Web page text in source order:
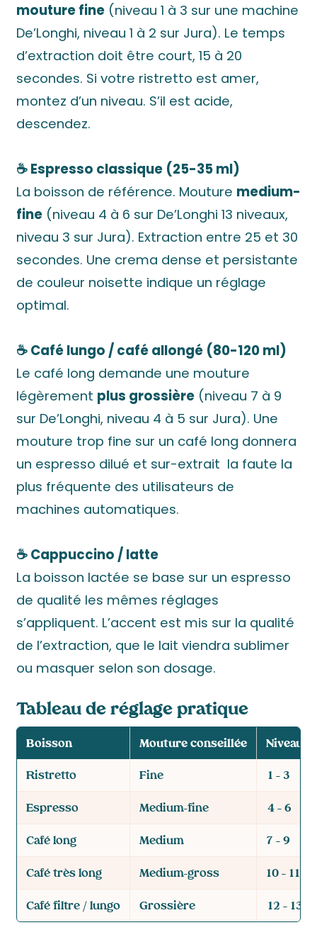
mouture fine (niveau 1 à 3 sur une machine
De’Longhi, niveau 1 à 2 sur Jura). Le temps
d’extraction doit être court, 15 à 20
secondes. Si votre ristretto est amer,
montez d’un niveau. S’il est acide,
descendez.
☕ Espresso classique (25-35 ml)
La boisson de référence. Mouture medium-
fine (niveau 4 à 6 sur De’Longhi 13 niveaux,
niveau 3 sur Jura). Extraction entre 25 et 30
secondes. Une crema dense et persistante
de couleur noisette indique un réglage
optimal.
☕ Café lungo / café allongé (80-120 ml)
Le café long demande une mouture
légèrement plus grossière (niveau 7 à 9
sur De’Longhi, niveau 4 à 5 sur Jura). Une
mouture trop fine sur un café long donnera
un espresso dilué et sur-extrait la faute la
plus fréquente des utilisateurs de
machines automatiques.
☕ Cappuccino / latte
La boisson lactée se base sur un espresso
de qualité les mêmes réglages
s’appliquent. L’accent est mis sur la qualité
de l’extraction, que le lait viendra sublimer
ou masquer selon son dosage.
Tableau de réglage pratique
Boisson Mouture conseillée
Niveau
Ristretto
Fine
1 – 3
Espresso
Medium-fine
4 – 6
Café long
Medium
7 – 9
Café très long
Medium-gross
10 – 11
Café filtre / lungo
Grossière 12 – 13